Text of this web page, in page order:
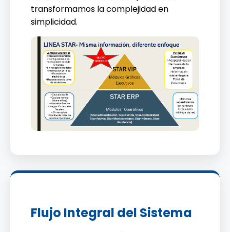
transformamos la complejidad en
simplicidad.
Flujo Integral del Sistema